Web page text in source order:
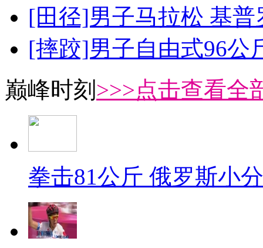
[田径]男子马拉松 基
[摔跤]男子自由式96公
巅峰时刻 >>>点击查看全
拳击81公斤 俄罗斯小